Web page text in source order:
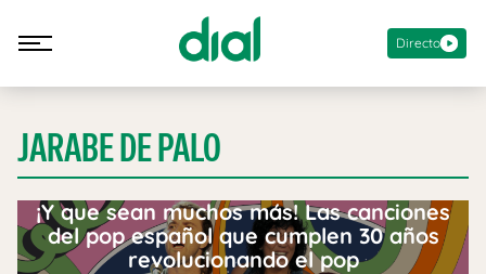
Directo
JARABE DE PALO
¡Y que sean muchos más! Las canciones
del pop español que cumplen 30 años
revolucionando el pop